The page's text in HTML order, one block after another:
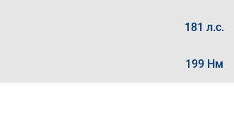
181 л.с.
199 Нм